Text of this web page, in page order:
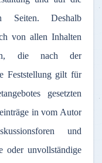
Seiten. Deshalb
vonallen Inhalten
, die nach
der
Feststellunggiltfür
gesetzten
invom Autor
und
oder unvollständige